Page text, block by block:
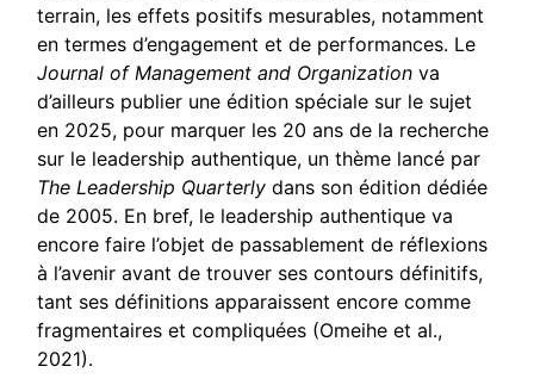
terrain, les effets positifs mesurables, notamment
en termes d’engagement et de performances. Le
Journal of Management and Organization va
d’ailleurs publier une édition spéciale sur le sujet
en 2025, pour marquer les 20 ans de la recherche
sur le leadership authentique, un thème lancé par
The Leadership Quarterly dans son édition dédiée
de 2005. En bref, le leadership authentique va
encore faire l’objet de passablement de réflexions
à l’avenir avant de trouver ses contours définitifs,
tant ses définitions apparaissent encore comme
fragmentaires et compliquées (Omeihe et al.,
2021).